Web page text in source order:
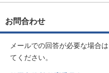
お問合わせ
メールでの回答が必要な場合
てください。